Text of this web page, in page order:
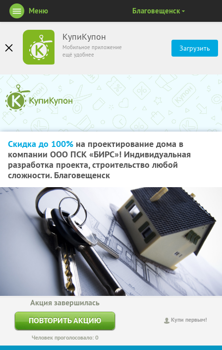
КупиКупон
Мобильное приложение
ещё удобнее
Загрузить
Меню Благовещенск
Скидка до 100% на проектирование дома в
компании ООО ПСК «БИРС»! Индивидуальная
разработка проекта, строительство любой
сложности. Благовещенск
Купи первым!
Акция завершилась
ПОВТОРИТЬ АКЦИЮ
Человек проголосовало: 0